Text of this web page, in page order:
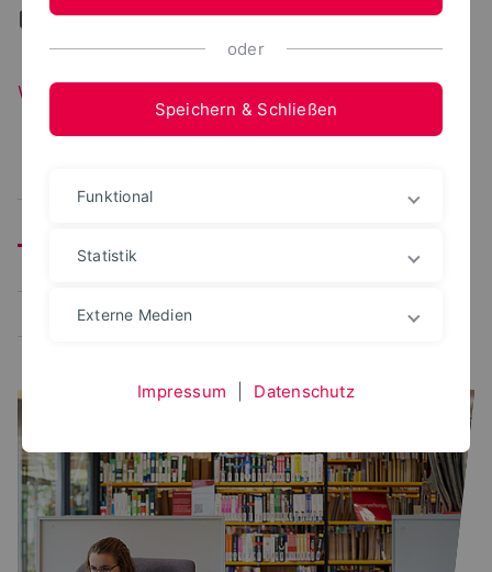
... WebPortale
WebPortale
Verwaltungsplattformen
Bewerbungsportal
oder
Speichern & Schließen
Funktional
Statistik
Externe Medien
Impressum Datenschutz